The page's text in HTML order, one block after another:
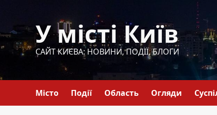
вмісту
У місті Київ
САЙТ КИЄВА: НОВИНИ, ПОДІЇ, БЛОГИ
Місто Події Область Огляди